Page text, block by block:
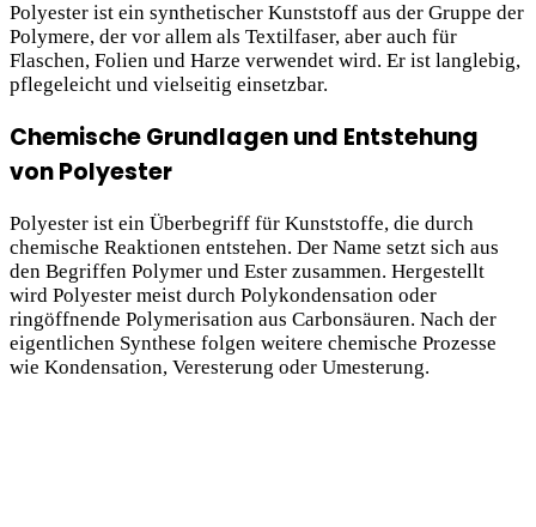
Polyester ist ein synthetischer Kunststoff aus der Gruppe der
Polymere, der vor allem als Textilfaser, aber auch für
Flaschen, Folien und Harze verwendet wird. Er ist langlebig,
pflegeleicht und vielseitig einsetzbar.
Chemische Grundlagen und Entstehung
von Polyester
Polyester ist ein Überbegriff für Kunststoffe, die durch
chemische Reaktionen entstehen. Der Name setzt sich aus
den Begriffen Polymer und Ester zusammen. Hergestellt
wird Polyester meist durch Polykondensation oder
ringöffnende Polymerisation aus Carbonsäuren. Nach der
eigentlichen Synthese folgen weitere chemische Prozesse
wie Kondensation, Veresterung oder Umesterung.